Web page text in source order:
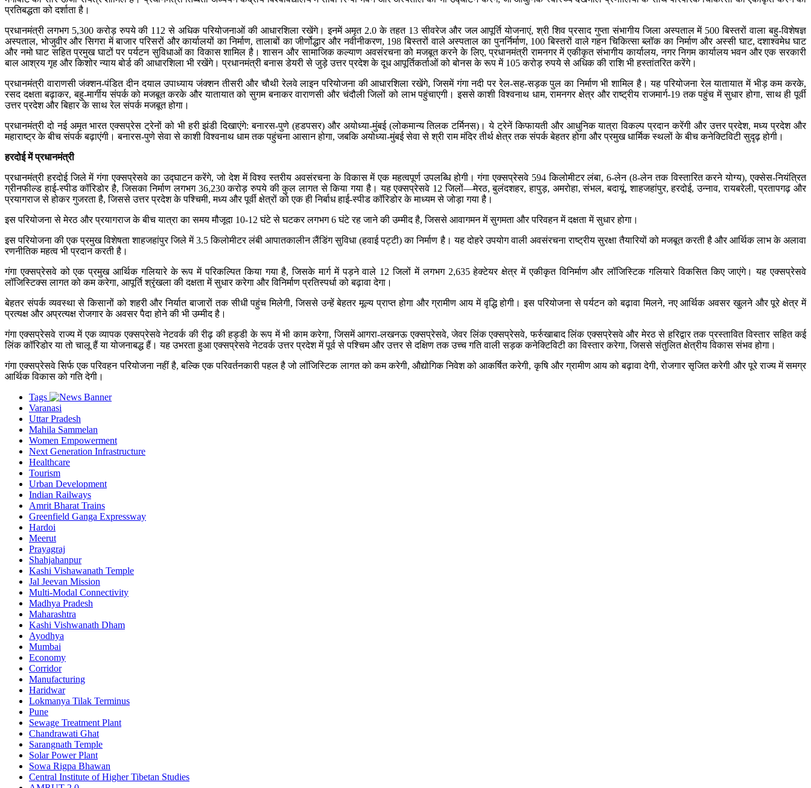
प्रतिबद्धता को दर्शाता है।
प्रधानमंत्री लगभग 5,300 करोड़ रुपये की 112 से अधिक परियोजनाओं की आधारशिला रखेंगे। इनमें अमृत 2.0 के तहत 13 सीवरेज और जल आपूर्ति योजनाएं, श्री शिव प्रसाद गुप्ता संभागीय जिला अस्पताल में 500 बिस्तरों वाला बहु-विशेषज्ञ
अस्पताल, भोजुवीर और सिगरा में बाजार परिसरों और कार्यालयों का निर्माण, तालाबों का जीर्णोद्धार और नवीनीकरण, 198 बिस्तरों वाले अस्पताल का पुनर्निर्माण, 100 बिस्तरों वाले गहन चिकित्सा ब्लॉक का निर्माण और अस्सी घाट, दशाश्वमेध घाट
और नमो घाट सहित प्रमुख घाटों पर पर्यटन सुविधाओं का विकास शामिल है। शासन और सामाजिक कल्याण अवसंरचना को मजबूत करने के लिए, प्रधानमंत्री रामनगर में एकीकृत संभागीय कार्यालय, नगर निगम कार्यालय भवन और एक सरकारी
बाल आश्रय गृह और किशोर न्याय बोर्ड की आधारशिला भी रखेंगे। प्रधानमंत्री बनास डेयरी से जुड़े उत्तर प्रदेश के दूध आपूर्तिकर्ताओं को बोनस के रूप में 105 करोड़ रुपये से अधिक की राशि भी हस्तांतरित करेंगे।
प्रधानमंत्री वाराणसी जंक्शन-पंडित दीन दयाल उपाध्याय जंक्शन तीसरी और चौथी रेलवे लाइन परियोजना की आधारशिला रखेंगे, जिसमें गंगा नदी पर रेल-सह-सड़क पुल का निर्माण भी शामिल है। यह परियोजना रेल यातायात में भीड़ कम करके,
रसद दक्षता बढ़ाकर, बहु-मार्गीय संपर्क को मजबूत करके और यातायात को सुगम बनाकर वाराणसी और चंदौली जिलों को लाभ पहुंचाएगी। इससे काशी विश्वनाथ धाम, रामनगर क्षेत्र और राष्ट्रीय राजमार्ग-19 तक पहुंच में सुधार होगा, साथ ही पूर्वी
उत्तर प्रदेश और बिहार के साथ रेल संपर्क मजबूत होगा।
प्रधानमंत्री दो नई अमृत भारत एक्सप्रेस ट्रेनों को भी हरी झंडी दिखाएंगे: बनारस-पुणे (हडपसर) और अयोध्या-मुंबई (लोकमान्य तिलक टर्मिनस)। ये ट्रेनें किफायती और आधुनिक यात्रा विकल्प प्रदान करेंगी और उत्तर प्रदेश, मध्य प्रदेश और
महाराष्ट्र के बीच संपर्क बढ़ाएंगी। बनारस-पुणे सेवा से काशी विश्वनाथ धाम तक पहुंचना आसान होगा, जबकि अयोध्या-मुंबई सेवा से श्री राम मंदिर तीर्थ क्षेत्र तक संपर्क बेहतर होगा और प्रमुख धार्मिक स्थलों के बीच कनेक्टिविटी सुदृढ़ होगी।
हरदोई में प्रधानमंत्री
प्रधानमंत्री हरदोई जिले में गंगा एक्सप्रेसवे का उद्घाटन करेंगे, जो देश में विश्व स्तरीय अवसंरचना के विकास में एक महत्वपूर्ण उपलब्धि होगी। गंगा एक्सप्रेसवे 594 किलोमीटर लंबा, 6-लेन (8-लेन तक विस्तारित करने योग्य), एक्सेस-नियंत्रित
ग्रीनफील्ड हाई-स्पीड कॉरिडोर है, जिसका निर्माण लगभग 36,230 करोड़ रुपये की कुल लागत से किया गया है। यह एक्सप्रेसवे 12 जिलों—मेरठ, बुलंदशहर, हापुड़, अमरोहा, संभल, बदायूं, शाहजहांपुर, हरदोई, उन्नाव, रायबरेली, प्रतापगढ़ और
प्रयागराज से होकर गुजरता है, जिससे उत्तर प्रदेश के पश्चिमी, मध्य और पूर्वी क्षेत्रों को एक ही निर्बाध हाई-स्पीड कॉरिडोर के माध्यम से जोड़ा गया है।
इस परियोजना से मेरठ और प्रयागराज के बीच यात्रा का समय मौजूदा 10-12 घंटे से घटकर लगभग 6 घंटे रह जाने की उम्मीद है, जिससे आवागमन में सुगमता और परिवहन में दक्षता में सुधार होगा।
इस परियोजना की एक प्रमुख विशेषता शाहजहांपुर जिले में 3.5 किलोमीटर लंबी आपातकालीन लैंडिंग सुविधा (हवाई पट्टी) का निर्माण है। यह दोहरे उपयोग वाली अवसंरचना राष्ट्रीय सुरक्षा तैयारियों को मजबूत करती है और आर्थिक लाभ के अलावा
रणनीतिक महत्व भी प्रदान करती है।
गंगा एक्सप्रेसवे को एक प्रमुख आर्थिक गलियारे के रूप में परिकल्पित किया गया है, जिसके मार्ग में पड़ने वाले 12 जिलों में लगभग 2,635 हेक्टेयर क्षेत्र में एकीकृत विनिर्माण और लॉजिस्टिक गलियारे विकसित किए जाएंगे। यह एक्सप्रेसवे
लॉजिस्टिक्स लागत को कम करेगा, आपूर्ति श्रृंखला की दक्षता में सुधार करेगा और विनिर्माण प्रतिस्पर्धा को बढ़ावा देगा।
बेहतर संपर्क व्यवस्था से किसानों को शहरी और निर्यात बाजारों तक सीधी पहुंच मिलेगी, जिससे उन्हें बेहतर मूल्य प्राप्त होगा और ग्रामीण आय में वृद्धि होगी। इस परियोजना से पर्यटन को बढ़ावा मिलने, नए आर्थिक अवसर खुलने और पूरे क्षेत्र में
प्रत्यक्ष और अप्रत्यक्ष रोजगार के अवसर पैदा होने की भी उम्मीद है।
गंगा एक्सप्रेसवे राज्य में एक व्यापक एक्सप्रेसवे नेटवर्क की रीढ़ की हड्डी के रूप में भी काम करेगा, जिसमें आगरा-लखनऊ एक्सप्रेसवे, जेवर लिंक एक्सप्रेसवे, फर्रुखाबाद लिंक एक्सप्रेसवे और मेरठ से हरिद्वार तक प्रस्तावित विस्तार सहित कई
लिंक कॉरिडोर या तो चालू हैं या योजनाबद्ध हैं। यह उभरता हुआ एक्सप्रेसवे नेटवर्क उत्तर प्रदेश में पूर्व से पश्चिम और उत्तर से दक्षिण तक उच्च गति वाली सड़क कनेक्टिविटी का विस्तार करेगा, जिससे संतुलित क्षेत्रीय विकास संभव होगा।
गंगा एक्सप्रेसवे सिर्फ एक परिवहन परियोजना नहीं है, बल्कि एक परिवर्तनकारी पहल है जो लॉजिस्टिक लागत को कम करेगी, औद्योगिक निवेश को आकर्षित करेगी, कृषि और ग्रामीण आय को बढ़ावा देगी, रोजगार सृजित करेगी और पूरे राज्य में समग्र
आर्थिक विकास को गति देगी।
Tags
Varanasi
Uttar Pradesh
Mahila Sammelan
Women Empowerment
Next Generation Infrastructure
Healthcare
Tourism
Urban Development
Indian Railways
Amrit Bharat Trains
Greenfield Ganga Expressway
Hardoi
Meerut
Prayagraj
Shahjahanpur
Kashi Vishawanath Temple
Jal Jeevan Mission
Multi-Modal Connectivity
Madhya Pradesh
Maharashtra
Kashi Vishwanath Dham
Ayodhya
Mumbai
Economy
Corridor
Manufacturing
Haridwar
Lokmanya Tilak Terminus
Pune
Sewage Treatment Plant
Chandrawati Ghat
Sarangnath Temple
Solar Power Plant
Sowa Rigpa Bhawan
Central Institute of Higher Tibetan Studies